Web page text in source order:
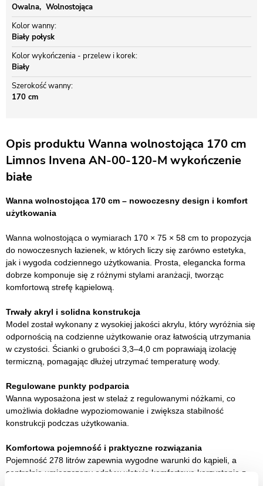
Owalna
Wolnostojąca
Kolor wanny
Biały połysk
Kolor wykończenia - przelew i korek
Biały
Szerokość wanny
170 cm
Opis produktu Wanna wolnostojąca 170 cm
Limnos Invena AN-00-120-M wykończenie
białe
Wanna wolnostojąca 170 cm – nowoczesny design i komfort
użytkowania
Wanna wolnostojąca o wymiarach 170 × 75 × 58 cm to propozycja
do nowoczesnych łazienek, w których liczy się zarówno estetyka,
jak i wygoda codziennego użytkowania. Prosta, elegancka forma
dobrze komponuje się z różnymi stylami aranżacji, tworząc
komfortową strefę kąpielową.
Trwały akryl i solidna konstrukcja
Model został wykonany z wysokiej jakości akrylu, który wyróżnia się
odpornością na codzienne użytkowanie oraz łatwością utrzymania
w czystości. Ścianki o grubości 3,3–4,0 cm poprawiają izolację
termiczną, pomagając dłużej utrzymać temperaturę wody.
Regulowane punkty podparcia
Wanna wyposażona jest w stelaż z regulowanymi nóżkami, co
umożliwia dokładne wypoziomowanie i zwiększa stabilność
konstrukcji podczas użytkowania.
Komfortowa pojemność i praktyczne rozwiązania
Pojemność 278 litrów zapewnia wygodne warunki do kąpieli, a
centralnie umieszczony odpływ ułatwia komfortowe korzystanie z